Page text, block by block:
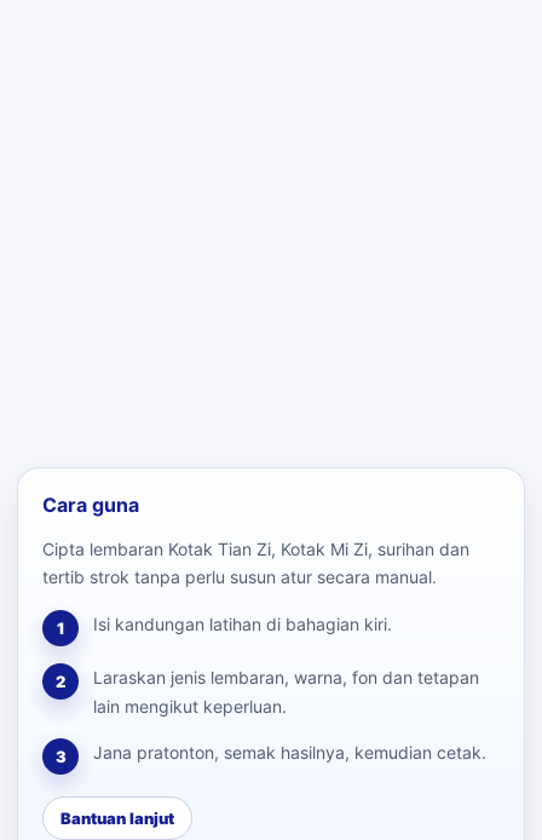
Cara guna
Cipta lembaran Kotak Tian Zi, Kotak Mi Zi, surihan dan
tertib strok tanpa perlu susun atur secara manual.
1 Isi kandungan latihan di bahagian kiri.
2
Laraskan jenis lembaran, warna, fon dan tetapan
lain mengikut keperluan.
3 Jana pratonton, semak hasilnya, kemudian cetak.
Bantuan lanjut